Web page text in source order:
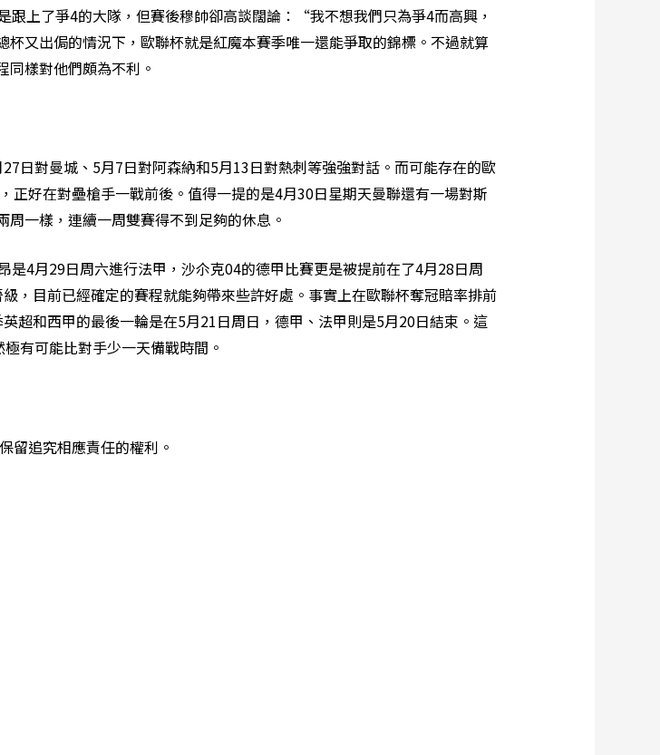
上了爭4的大隊，但賽後穆帥卻高談闊論：“我不想我們只為爭4而高興，
又出侷的情況下，歐聯杯就是紅魔本賽季唯一還能爭取的錦標。不過就算
樣對他們頗為不利。
對曼城、5月7日對阿森納和5月13日對熱刺等強強對話。而可能存在的歐
好在對壘槍手一戰前後。值得一提的是4月30日星期天曼聯還有一場對斯
一樣，連續一周雙賽得不到足夠的休息。
4月29日周六進行法甲，沙尒克04的德甲比賽更是被提前在了4月28日周
，目前已經確定的賽程就能夠帶來些許好處。事實上在歐聯杯奪冠賠率排前
超和西甲的最後一輪是在5月21日周日，德甲、法甲則是5月20日結束。這
有可能比對手少一天備戰時間。
追究相應責任的權利。